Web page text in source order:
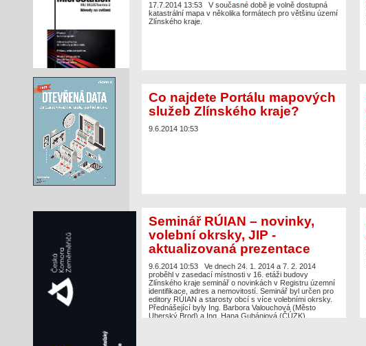
17.7.2014 13:53 V současné době je volně dostupná
katastrální mapa v několika formátech pro většinu území
Zlínského kraje.
Co najdete Portálu mapových
služeb Zlínského kraje?
9.6.2014 10:53
Seminář RÚIAN – novinky,
volební okrsky, JIP -
aktualizovaná prezentace
9.6.2014 10:53 Ve dnech 24. 1. 2014 a 7. 2. 2014
proběhl v zasedací místnosti v 16. etáži budovy
Zlínského kraje seminář o novinkách v Registru územní
identifikace, adres a nemovitostí. Seminář byl určen pro
editory RÚIAN a starosty obcí s více volebními okrsky.
Přednášející byly Ing. Barbora Valouchová (Město
Uherský Brod) a Ing. Hana Gubániová (ČÚZK).